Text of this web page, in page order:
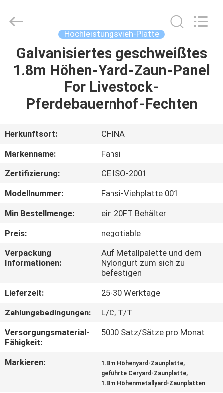
HAUS
PRODUKTE
UNS
AUSFLUG
QUALITÄTSKONTROLLE
TRETEN
SIE
UNS
IN
VERBINDUNG
NACHRICHTEN
Rights
Hochleistungsvieh-Platte
Galvanisiertes geschweißtes
1.8m Höhen-Yard-Zaun-Panel
For Livestock-
Pferdebauernhof-Fechten
Herkunftsort:
CHINA
Markenname:
Fansi
Zertifizierung:
CE ISO-2001
Modellnummer:
Fansi-Viehplatte 001
Min Bestellmenge:
ein 20FT Behälter
Preis:
negotiable
Verpackung
Informationen:
Auf Metallpalette und dem
Nylongurt zum sich zu
befestigen
Lieferzeit:
25-30 Werktage
Zahlungsbedingungen:
L/C, T/T
Versorgungsmaterial-
Fähigkeit:
5000 Satz/Sätze pro Monat
Markieren: 1.8m Höhenyard-Zaunplatte,
geführte Ceryard-Zaunplatte,
1.8m Höhenmetallyard-Zaunplatten